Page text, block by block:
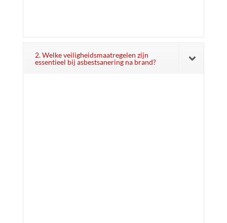
2. Welke veiligheidsmaatregelen zijn
essentieel bij asbestsanering na brand?